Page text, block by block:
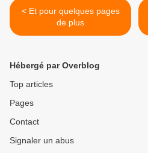
< Et pour quelques pages
de plus
Hébergé par Overblog
Top articles
Pages
Contact
Signaler un abus